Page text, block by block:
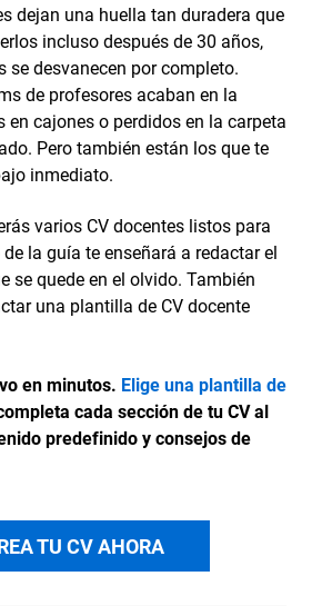
dejan una huella tan duradera que
incluso después de 30 años,
se desvanecen por completo.
de profesores acaban en la
en cajones o perdidos en la carpeta
Pero también están los que te
inmediato.
varios CV docentes listos para
la guía te enseñará a redactar el
se quede en el olvido. También
una plantilla de CV docente
en minutos. Elige una plantilla de
cada sección de tu CV al
predefinido y consejos de
TU CV AHORA